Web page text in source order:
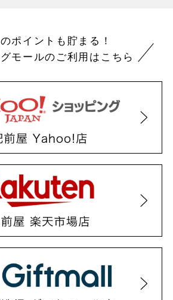
ポイントも貯まる！
モールのご利用はこちら